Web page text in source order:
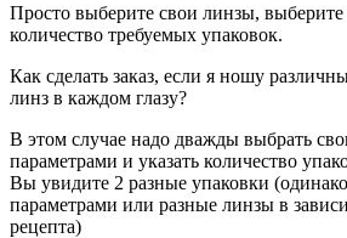
Просто выберите свои линзы,
количество требуемых упаковок.
Как сделать заказ, если я ношу
линз в каждом глазу?
В этом случае надо дважды выбрать
параметрами и указать количество
Вы увидите 2 разные упаковки
параметрами или разные линзы в
рецепта)